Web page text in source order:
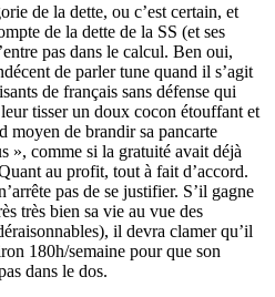
de la dette, ou c’est certain, et
de la dette de la SS (et ses
pas dans le calcul. Ben oui,
de parler tune quand il s’agit
de français sans défense qui
tisser un doux cocon étouffant et
moyen de brandir sa pancarte
», comme si la gratuité avait déjà
au profit, tout à fait d’accord.
pas de se justifier. S’il gagne
très bien sa vie au vue des
il devra clamer qu’il
180h/semaine pour que son
dans le dos.